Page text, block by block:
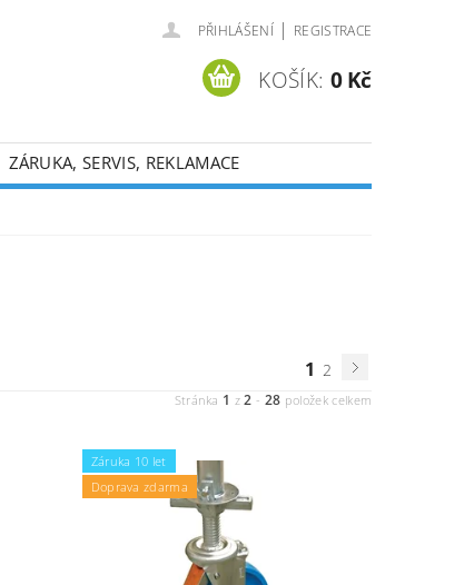
PŘIHLÁŠENÍ | REGISTRACE
KOŠÍK: 0 Kč
ZÁRUKA, SERVIS, REKLAMACE
1 2
Stránka 1 z2 - 28 položek celkem
Záruka 10 let
Doprava zdarma